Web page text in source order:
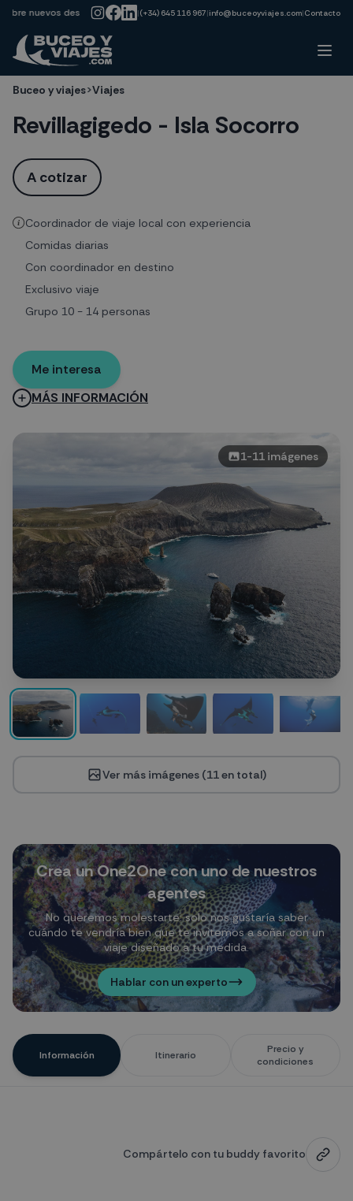
nuevos destinos y ofertas de última hora!! → Suscríbete a nuestra
|(+34) 645 116 967|info@buceoyviajes.com|Contacto
Buceo y viajes>Viajes
Revillagigedo - Isla Socorro
A cotizar
Coordinador de viaje local con experiencia
Comidas diarias
Con coordinador en destino
Exclusivo viaje
Grupo 10 - 14 personas
Me interesa
MÁS INFORMACIÓN
1-11 imágenes
Ver más imágenes (11en total)
Crea un One2One con uno de nuestros
agentes
No queremos molestarte: solo nos gustaría saber
cuándo te vendría bien que te invitemos a soñar con un
viaje diseñado a tu medida.
Hablar con un experto
Información Itinerario
Precio y
condiciones
Compártelo con tu buddy favorito